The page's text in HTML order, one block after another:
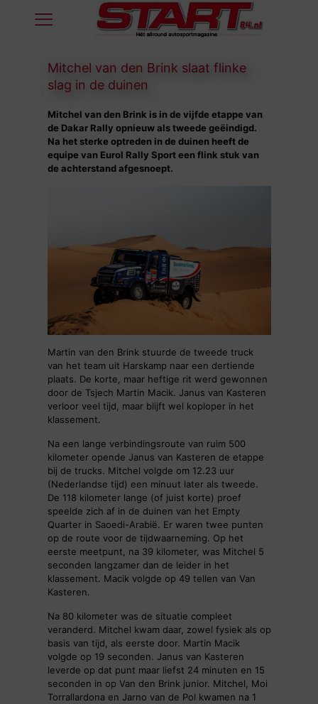
Mitchel van den Brink slaat flinke
slag in de duinen
Mitchel van den Brink is in de vijfde etappe van
de Dakar Rally opnieuw als tweede geëindigd.
Na het sterke optreden in de duinen heeft de
equipe van Eurol Rally Sport een flink stuk van
de achterstand afgesnoept.
Martin van den Brink stuurde de tweede truck
van het team uit Harskamp naar een dertiende
plaats. De korte, maar heftige rit werd gewonnen
door de Tsjech Martin Macik. Janus van Kasteren
verloor veel tijd, maar blijft wel koploper in het
klassement.
Na een lange verbindingsroute van ruim 500
kilometer opende Janus van Kasteren de etappe
bij de trucks. Mitchel volgde om 12.23 uur
(Nederlandse tijd) een minuut later als tweede.
De 118 kilometer lange (of juist korte) proef
speelde zich af in de duinen van het Empty
Quarter in Saoedi-Arabië. Er waren twee punten
op de route voor de tijdwaarneming. Op het
eerste meetpunt, na 39 kilometer, was Mitchel 5
seconden langzamer dan de leider in het
klassement. Macik volgde op 49 tellen van Van
Kasteren.
Na 80 kilometer was de situatie compleet
veranderd. Mitchel kwam daar, zowel fysiek als op
basis van tijd, als eerste door. Martin Macik
volgde op 19 seconden. Janus van Kasteren
leverde op dat punt maar liefst 24 minuten en 15
seconden in op Van den Brink junior. Mitchel, Moi
Torrallardona en Jarno van de Pol kwamen na 1